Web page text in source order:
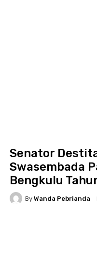
Senator
Swasembada
Bengkulu
By Wanda Pebrianda